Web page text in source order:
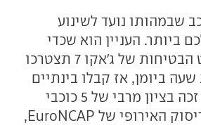
שבמהותו נועד לשינוע
ביותר. העניין הוא שכדי
לעבור על כל מפרט הבטיחות של ג'אקו 7 תצטרכו
ביומן, אז קבלו בינתיים
תקציר: הדגם הזה זכה בציון מרבי של 5 כוכבי
בטיחות במבחן הריסוק האירופי של EuroNCAP,